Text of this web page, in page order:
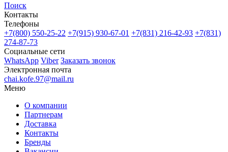
Поиск
Контакты
Телефоны
+7(800) 550-25-22 +7(915) 930-67-01 +7(831) 216-42-93 +7(831)
274-87-73
Социальные сети
WhatsApp Viber Заказать звонок
Электронная почта
chai.kofe.97@mail.ru
Меню
О компании
Партнерам
Доставка
Контакты
Бренды